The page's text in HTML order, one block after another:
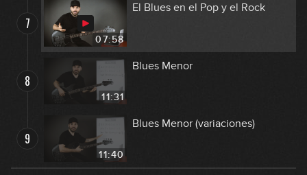
7
07:58
El Blues en el Pop y el Rock
8
11:31
Blues Menor
9
11:40
Blues Menor (variaciones)